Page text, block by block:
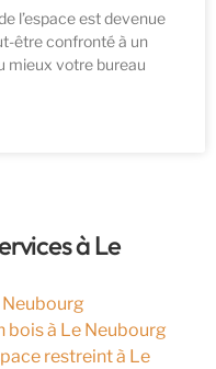
l’espace est devenue
être confronté à un
mieux votre bureau
à Le
Neubourg
bois à Le Neubourg
restreint à Le